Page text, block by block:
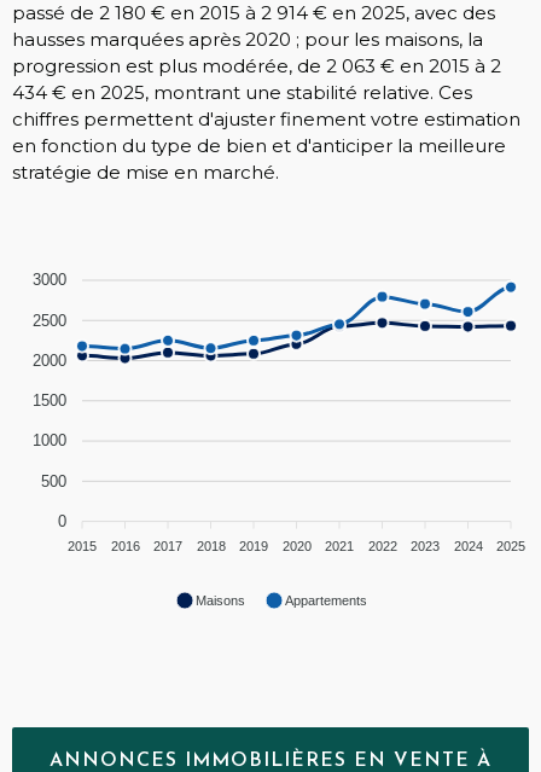
passé de 2 180 € en 2015 à 2 914 € en 2025, avec des
hausses marquées après 2020 ; pour les maisons, la
progression est plus modérée, de 2 063 € en 2015 à 2
434 € en 2025, montrant une stabilité relative. Ces
chiffres permettent d'ajuster finement votre estimation
en fonction du type de bien et d'anticiper la meilleure
stratégie de mise en marché.
3000
2500
2000
1500
1000
500
0
2015 2016 2017 2018 2019 2020 2021 2022 2023 2024 2025
Maisons Appartements
ANNONCES IMMOBILIÈRES EN VENTE À